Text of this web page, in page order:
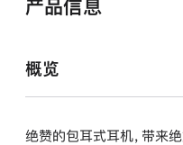
产品信息
概览
绝赞的包耳式耳机，带来